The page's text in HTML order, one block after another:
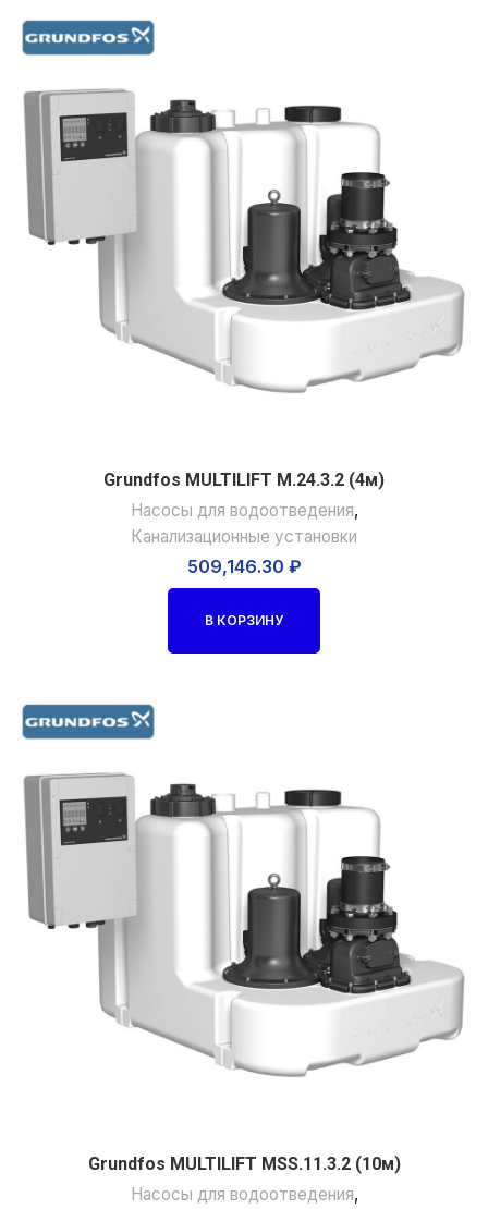
Grundfos MULTILIFT M.24.3.2 (4м)
Насосы для водоотведения,
Канализационные установки
509,146.30 ₽
В КОРЗИНУ
Grundfos MULTILIFT MSS.11.3.2 (10м)
Насосы для водоотведения,